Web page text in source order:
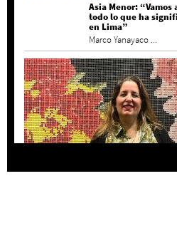
Asia Menor:
todo lo que ha
en Lima”
Marco Yanayaco ...